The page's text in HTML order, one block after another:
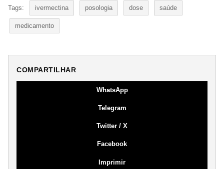
Tags: ivermectina posologia dose saúde
medicamento
COMPARTILHAR
WhatsApp
Telegram
Twitter / X
Facebook
Imprimir